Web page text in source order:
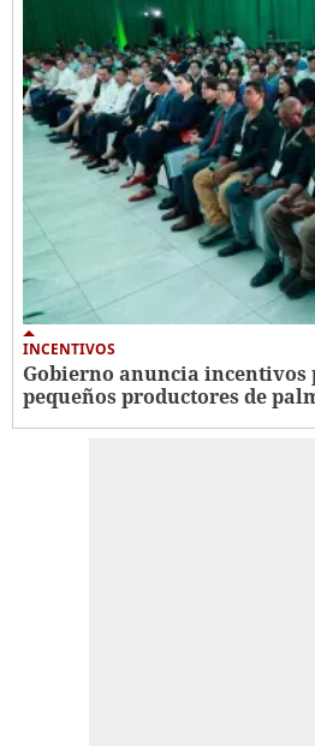
INCENTIVOS
Gobierno anuncia incentivos
pequeños productores de